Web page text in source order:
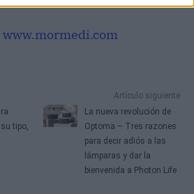
www.mormedi.com
tipo,
Artículo siguiente
La nueva revolución de
Optoma – Tres razones
para decir adiós a las
lámparas y dar la
bienvenida a Photon Life